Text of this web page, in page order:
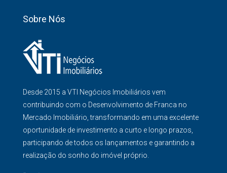
Sobre Nós
Desde 2015 a VTI Negócios Imobiliários vem
contribuindo com o Desenvolvimento de Franca no
Mercado Imobiliário, transformando em uma excelente
oportunidade de investimento a curto e longo prazos,
participando de todos os lançamentos e garantindo a
realização do sonho do imóvel próprio.